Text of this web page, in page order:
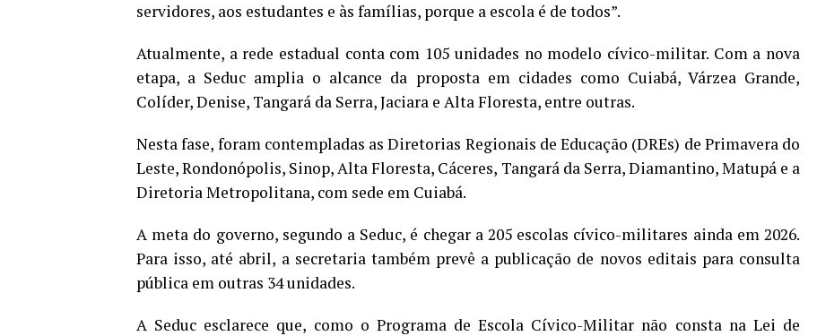
servidores, aos estudantes e às famílias, porque a escola é de todos”.
Atualmente, a rede estadual conta com 105 unidades no modelo cívico-militar. Com a nova
etapa, a Seduc amplia o alcance da proposta em cidades como Cuiabá, Várzea Grande,
Colíder, Denise, Tangará da Serra, Jaciara e Alta Floresta, entre outras.
Nesta fase, foram contempladas as Diretorias Regionais de Educação (DREs) de Primavera do
Leste, Rondonópolis, Sinop, Alta Floresta, Cáceres, Tangará da Serra, Diamantino, Matupá e a
Diretoria Metropolitana, com sede em Cuiabá.
A meta do governo, segundo a Seduc, é chegar a 205 escolas cívico-militares ainda em 2026.
Para isso, até abril, a secretaria também prevê a publicação de novos editais para consulta
pública em outras 34 unidades.
A Seduc esclarece que, como o Programa de Escola Cívico-Militar não consta na Lei de